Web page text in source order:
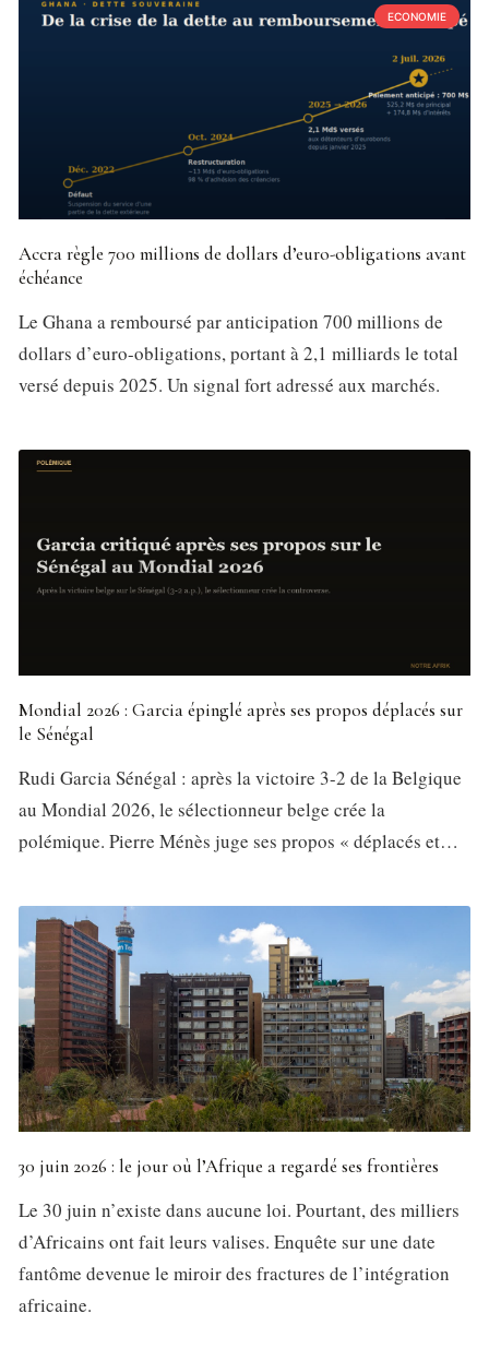
ECONOMIE
Accra règle 700 millions de dollars d’euro-obligations avant
échéance
Le Ghana a remboursé par anticipation 700 millions de
dollars d’euro-obligations, portant à 2,1 milliards le total
versé depuis 2025. Un signal fort adressé aux marchés.
Mondial 2026 : Garcia épinglé après ses propos déplacés sur
le Sénégal
Rudi Garcia Sénégal : après la victoire 3-2 de la Belgique
au Mondial 2026, le sélectionneur belge crée la
polémique. Pierre Ménès juge ses propos « déplacés et…
30 juin 2026 : le jour où l’Afrique a regardé ses frontières
Le 30 juin n’existe dans aucune loi. Pourtant, des milliers
d’Africains ont fait leurs valises. Enquête sur une date
fantôme devenue le miroir des fractures de l’intégration
africaine.